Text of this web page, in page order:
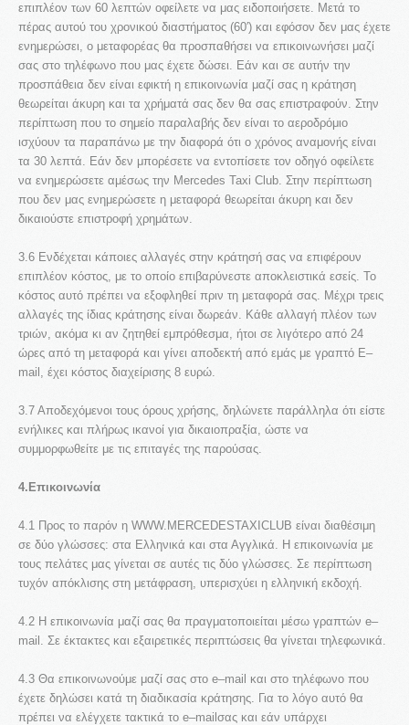
επιπλέον των 60 λεπτών οφείλετε να μας ειδοποιήσετε. Μετά το
πέρας αυτού του χρονικού διαστήματος (60′) και εφόσον δεν μας έχετε
ενημερώσει, ο μεταφορέας θα προσπαθήσει να επικοινωνήσει μαζί
σας στο τηλέφωνο που μας έχετε δώσει. Εάν και σε αυτήν την
προσπάθεια δεν είναι εφικτή η επικοινωνία μαζί σας η κράτηση
θεωρείται άκυρη και τα χρήματά σας δεν θα σας επιστραφούν. Στην
περίπτωση που το σημείο παραλαβής δεν είναι το αεροδρόμιο
ισχύουν τα παραπάνω με την διαφορά ότι ο χρόνος αναμονής είναι
τα 30 λεπτά. Εάν δεν μπορέσετε να εντοπίσετε τον οδηγό οφείλετε
να ενημερώσετε αμέσως την Mercedes Taxi Club. Στην περίπτωση
που δεν μας ενημερώσετε η μεταφορά θεωρείται άκυρη και δεν
δικαιούστε επιστροφή χρημάτων.
3.6 Ενδέχεται κάποιες αλλαγές στην κράτησή σας να επιφέρουν
επιπλέον κόστος, με το οποίο επιβαρύνεστε αποκλειστικά εσείς. Το
κόστος αυτό πρέπει να εξοφληθεί πριν τη μεταφορά σας. Μέχρι τρεις
αλλαγές της ίδιας κράτησης είναι δωρεάν. Κάθε αλλαγή πλέον των
τριών, ακόμα κι αν ζητηθεί εμπρόθεσμα, ήτοι σε λιγότερο από 24
ώρες από τη μεταφορά και γίνει αποδεκτή από εμάς με γραπτό E–
mail, έχει κόστος διαχείρισης 8 ευρώ.
3.7 Αποδεχόμενοι τους όρους χρήσης, δηλώνετε παράλληλα ότι είστε
ενήλικες και πλήρως ικανοί για δικαιοπραξία, ώστε να
συμμορφωθείτε με τις επιταγές της παρούσας.
4.Επικοινωνία
4.1 Προς το παρόν η WWW.MERCEDESTAXICLUB είναι διαθέσιμη
σε δύο γλώσσες: στα Ελληνικά και στα Αγγλικά. Η επικοινωνία με
τους πελάτες μας γίνεται σε αυτές τις δύο γλώσσες. Σε περίπτωση
τυχόν απόκλισης στη μετάφραση, υπερισχύει η ελληνική εκδοχή.
4.2 Η επικοινωνία μαζί σας θα πραγματοποιείται μέσω γραπτών e–
mail. Σε έκτακτες και εξαιρετικές περιπτώσεις θα γίνεται τηλεφωνικά.
4.3 Θα επικοινωνούμε μαζί σας στο e–mail και στο τηλέφωνο που
έχετε δηλώσει κατά τη διαδικασία κράτησης. Για το λόγο αυτό θα
πρέπει να ελέγχετε τακτικά το e–mailσας και εάν υπάρχει